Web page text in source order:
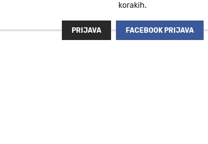
korakih.
PRIJAVA FACEBOOK PRIJAVA